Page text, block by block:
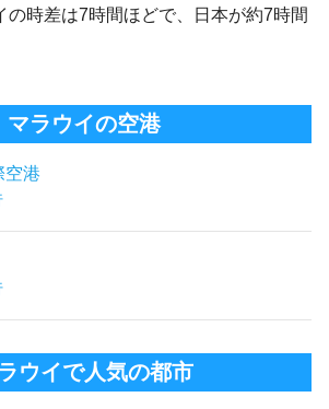
の時差は7時間ほどで、日本が約7時間
マラウイの空港
空港
ウイで人気の都市